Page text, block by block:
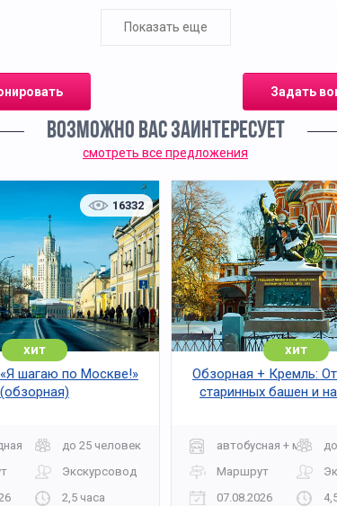
участников. Она формирует целостное
Показать еще
Задать
ВОЗМОЖНО ВАС ЗАИНТЕРЕСУЕТ
смотреть все предложения
16332
хит
шагаю по Москве!»
(обзорная)
до 25 человек
Экскурсовод
2,5 часа
хит
Обзорная + Кремль: От
старинных башен и
автобусная + музей
Маршрут
07.08.2026